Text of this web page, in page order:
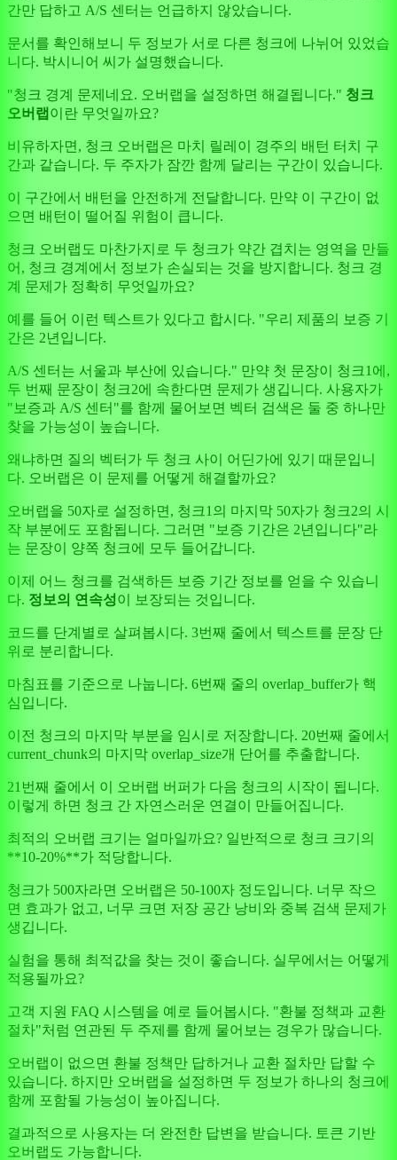
간만 답하고 A/S 센터는 언급하지 않았습니다.
문서를 확인해보니 두 정보가 서로 다른 청크에 나뉘어 있었습
니다. 박시니어 씨가 설명했습니다.
"청크 경계 문제네요. 오버랩을 설정하면 해결됩니다." 청크
오버랩 이란 무엇일까요?
비유하자면, 청크 오버랩은 마치 릴레이 경주의 배턴 터치 구
간과 같습니다. 두 주자가 잠깐 함께 달리는 구간이 있습니다.
이 구간에서 배턴을 안전하게 전달합니다. 만약 이 구간이 없
으면 배턴이 떨어질 위험이 큽니다.
청크 오버랩도 마찬가지로 두 청크가 약간 겹치는 영역을 만들
어, 청크 경계에서 정보가 손실되는 것을 방지합니다. 청크 경
계 문제가 정확히 무엇일까요?
예를 들어 이런 텍스트가 있다고 합시다. "우리 제품의 보증 기
간은 2년입니다.
A/S 센터는 서울과 부산에 있습니다." 만약 첫 문장이 청크1에,
두 번째 문장이 청크2에 속한다면 문제가 생깁니다. 사용자가
"보증과 A/S 센터"를 함께 물어보면 벡터 검색은 둘 중 하나만
찾을 가능성이 높습니다.
왜냐하면 질의 벡터가 두 청크 사이 어딘가에 있기 때문입니
다. 오버랩은 이 문제를 어떻게 해결할까요?
오버랩을 50자로 설정하면, 청크1의 마지막 50자가 청크2의 시
작 부분에도 포함됩니다. 그러면 "보증 기간은 2년입니다"라
는 문장이 양쪽 청크에 모두 들어갑니다.
이제 어느 청크를 검색하든 보증 기간 정보를 얻을 수 있습니
다. 정보의 연속성이 보장되는 것입니다.
코드를 단계별로 살펴봅시다. 3번째 줄에서 텍스트를 문장 단
위로 분리합니다.
마침표를 기준으로 나눕니다. 6번째 줄의 overlap_buffer가 핵
심입니다.
이전 청크의 마지막 부분을 임시로 저장합니다. 20번째 줄에서
current_chunk의 마지막 overlap_size개 단어를 추출합니다.
21번째 줄에서 이 오버랩 버퍼가 다음 청크의 시작이 됩니다.
이렇게 하면 청크 간 자연스러운 연결이 만들어집니다.
최적의 오버랩 크기는 얼마일까요? 일반적으로 청크 크기의
**10-20%**가 적당합니다.
청크가 500자라면 오버랩은 50-100자 정도입니다. 너무 작으
면 효과가 없고, 너무 크면 저장 공간 낭비와 중복 검색 문제가
생깁니다.
실험을 통해 최적값을 찾는 것이 좋습니다. 실무에서는 어떻게
적용될까요?
고객 지원 FAQ 시스템을 예로 들어봅시다. "환불 정책과 교환
절차"처럼 연관된 두 주제를 함께 물어보는 경우가 많습니다.
오버랩이 없으면 환불 정책만 답하거나 교환 절차만 답할 수
있습니다. 하지만 오버랩을 설정하면 두 정보가 하나의 청크에
함께 포함될 가능성이 높아집니다.
결과적으로 사용자는 더 완전한 답변을 받습니다. 토큰 기반
오버랩도 가능합니다.